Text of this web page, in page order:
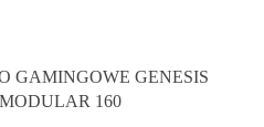
GAMINGOWE GENESIS
160